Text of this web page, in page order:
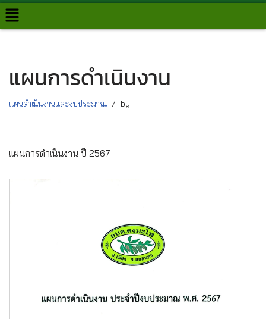
Skip
แผนการดำเนินงาน
แผนดำเนินงานและงบประมาณ by
แผนการดำเนินงาน ปี 2567